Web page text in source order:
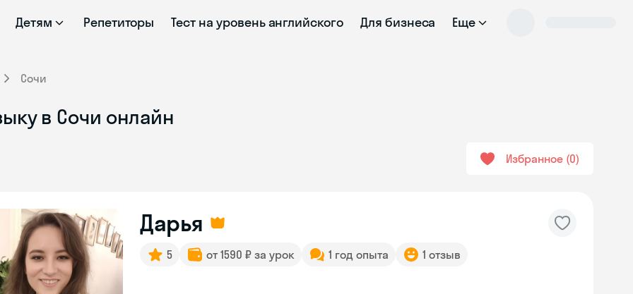
Детям Репетиторы Тест на уровень английского Для бизнеса Еще
Сочи
в Сочи онлайн
Избранное 0
Дарья
5 от 1590 ₽ за урок 1 год опыта 1 отзыв